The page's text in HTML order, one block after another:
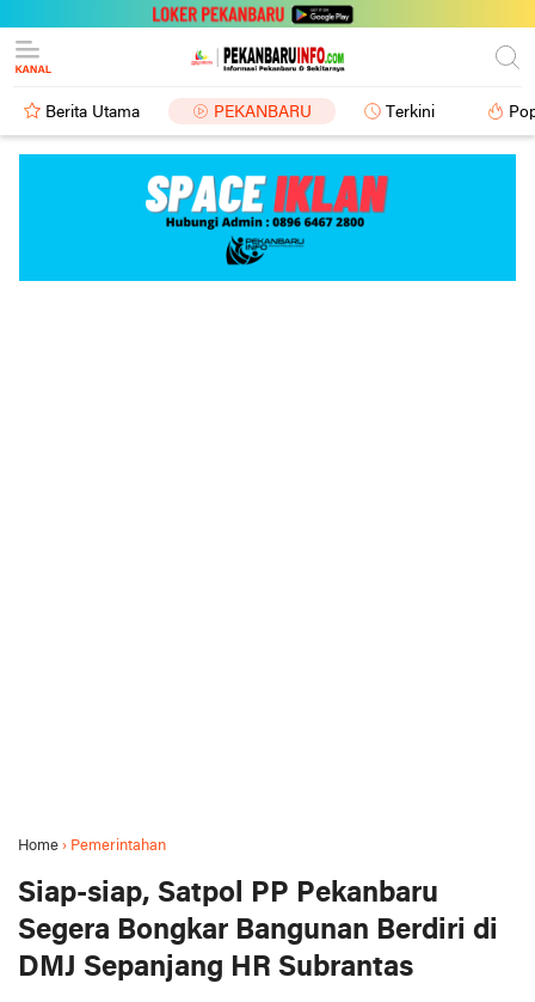
Berita Utama PEKANBARU Terkini
Home › Pemerintahan
Siap-siap, Satpol PP Pekanbaru
Segera Bongkar Bangunan Berdiri di
DMJ Sepanjang HR Subrantas